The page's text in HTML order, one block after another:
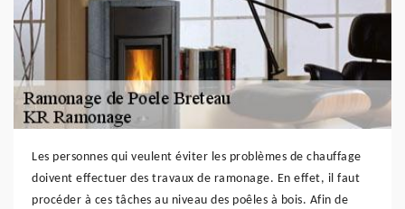
Les personnes qui veulent éviter les problèmes de chauffage
doivent effectuer des travaux de ramonage. En effet, il faut
procéder à ces tâches au niveau des poêles à bois. Afin de